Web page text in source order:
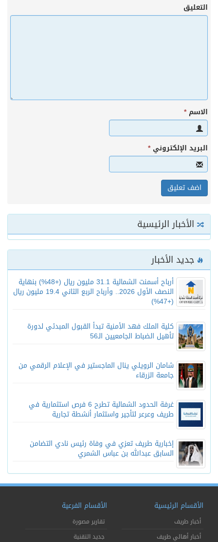
التعليق
الاسم*
البريد الإلكتروني*
الأخبار الرئيسية
جديد الأخبار
أرباح أسمنت الشمالية 31.1 مليون ريال (+48%) بنهاية
النصف الأول 2026.. وأرباح الربع الثاني 19.4 مليون ريال
(+47%)
كلية الملك فهد الأمنية تبدأ القبول المبدئي لدورة
تأهيل الضباط الجامعيين الـ56
شامان الرويلي ينال الماجستير في الإعلام الرقمي من
جامعة الزرقاء
غرفة الحدود الشمالية تطرح 6 فرص استثمارية في
طريف وعرعر لتأجير واستثمار أنشطة تجارية
إخبارية طريف تعزي في وفاة رئيس نادي التضامن
السابق عبدالله بن عباس الشمري
الأقسام الرئيسية
أخبار طريف
أخبار أهالي طريف
الأقسام الفرعية
تقارير مصورة
جديد التقنية